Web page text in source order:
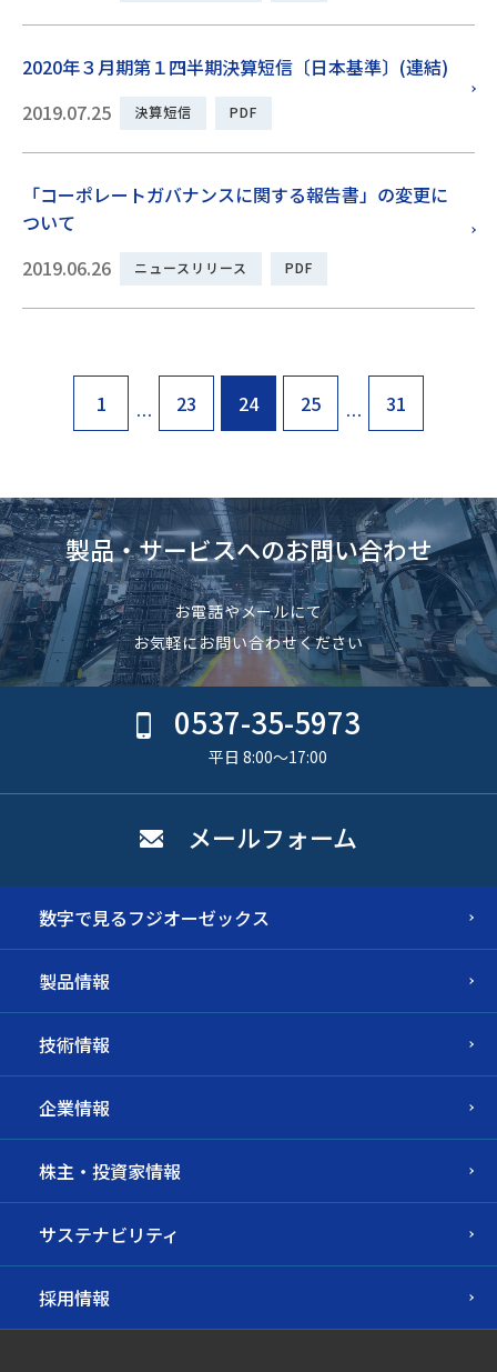
2020年３月期第１四半期決算短信〔日本基準〕(連結)
2019.07.25
決算短信 PDF
「コーポレートガバナンスに関する報告書」の変更に
ついて
2019.06.26
ニュースリリース PDF
1 … 23 24 25 … 31
製品・サービスへのお問い合わせ
お電話やメールにて
お気軽にお問い合わせください
0537-35-5973
平日 8:00〜17:00
メールフォーム
数字で見るフジオーゼックス
製品情報
技術情報
企業情報
株主・投資家情報
サステナビリティ
採用情報